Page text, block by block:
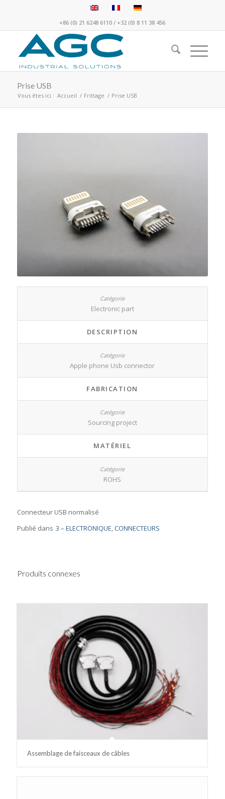
+86 (0) 21 6248 6110 /+32 (0) 8 11 38 456
Prise USB
Vous êtes ici : Accueil / Frittage / Prise USB
Electronic part
DESCRIPTION
Apple phone Usb connector
FABRICATION
Sourcing project
MATÉRIEL
ROHS
Connecteur USB normalisé
Publié dans 3 – ELECTRONIQUE,CONNECTEURS
Produits connexes
Assemblage de faisceaux de câbles